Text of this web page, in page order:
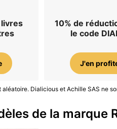
10% de
le code
J'en
aléatoire. Dialicious et Achille SAS ne
de la marque